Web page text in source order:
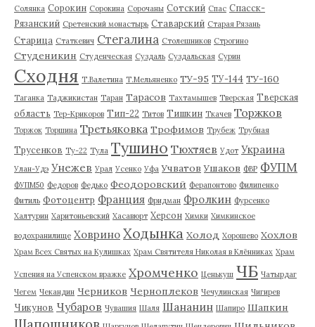
Солянка Сорокин Сорокина Сорочаны Сотский Спас Спасск-
Рязанский Сретенский монастырь Ставарский Старая Рязань
Старица Статкевич Стегалина Столешников Строгино
Студеникин Студенческая Суздаль Суздальская Сурин
Сходня Т.Валетина Т.Мельяненко ТУ-95 ТУ-144 ТУ-160
Таганка Таджикистан Таран Тарасов Тахтамышев Тверская Тверская
область Тер-Крикоров Тип-22 Титов Тишкин Ткачев Торжков
Торжок Торшина Третьяковка Трофимов Трубеж Трубная
Трусенков Ту-22 Тула Тушино Тюхтяев Удот Украина
Улан-Удэ Унежев Урал Усенко Уфа Учватов Ушаков ФВР ФУПМ
ФУПМ50 Федоров Федько Феодоровский Ферапонтово Филипенко
Фитиль Фотоцентр Франция Фридман Фролкин Фурсенко
Халтурин Харитоньевский Хасавюрт Херсон Химки Химкинское
водохранилище Ховрино Ходынка Холод Хорошево Хохлов
Храм Всех Святых на Кулишках Храм Святителя Николая в Клённиках Храм
Успения на Успенском вражке Хромченко Ценькуш ЧБ Чатырдаг
Чегем Чекандин Черников Черноплеков Чечулинская Чигирев
Чикунов Чубаров Чувашия Шаля Шананин Шапиро Шапкин